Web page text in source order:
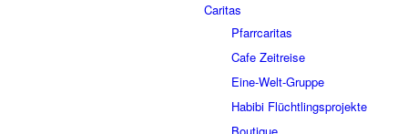
Caritas
Pfarrcaritas
Cafe Zeitreise
Eine-Welt-Gruppe
Habibi Flüchtlingsprojekte